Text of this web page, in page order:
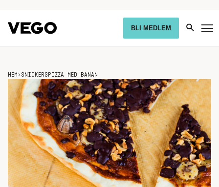
BLI MEDLEM
HEM › SNICKERSPIZZA MED BANAN